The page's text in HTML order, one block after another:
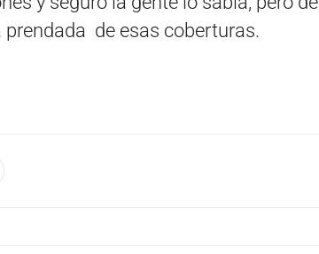
de esas coberturas.